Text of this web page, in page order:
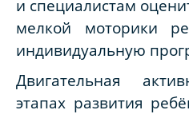
и специалистам
мелкой моторики
индивидуальную
Двигательная
этапах развития